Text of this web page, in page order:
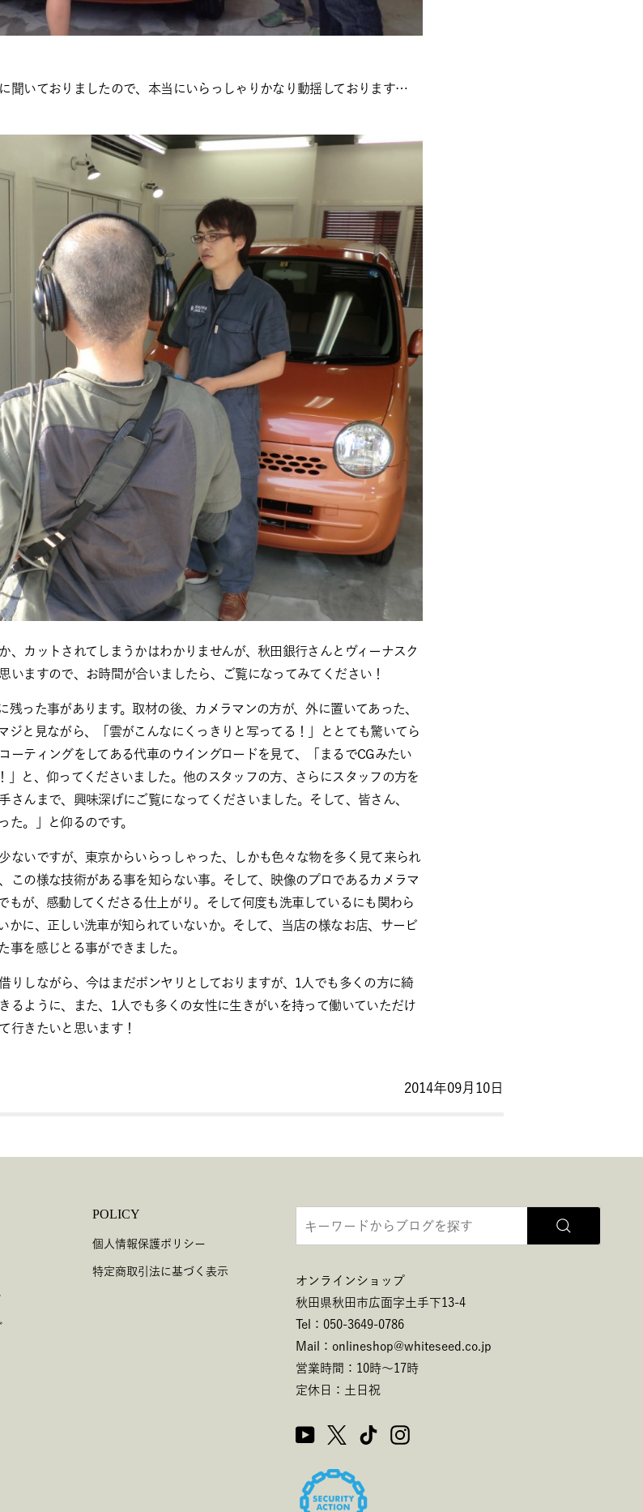
聞いておりましたので、本当にいらっしゃりかなり動揺しております…
、カットされてしまうかはわかりませんが、秋田銀行さんとヴィーナスク
いますので、お時間が合いましたら、ご覧になってみてください！
残った事があります。取材の後、カメラマンの方が、外に置いてあった、
ジと見ながら、「雲がこんなにくっきりと写ってる！」ととても驚いてら
ーティングをしてある代車のウイングロードを見て、「まるでCGみたい
」と、仰ってくださいました。他のスタッフの方、さらにスタッフの方を
さんまで、興味深げにご覧になってくださいました。そして、皆さん、
た。」と仰るのです。
ないですが、東京からいらっしゃった、しかも色々な物を多く見て来られ
この様な技術がある事を知らない事。そして、映像のプロであるカメラマ
もが、感動してくださる仕上がり。そして何度も洗車しているにも関わら
かに、正しい洗車が知られていないか。そして、当店の様なお店、サービ
事を感じとる事ができました。
りしながら、今はまだボンヤリとしておりますが、1人でも多くの方に綺
るように、また、1人でも多くの女性に生きがいを持って働いていただけ
行きたいと思います！
2014年09月10日
POLICY
個人情報保護ポリシー
特定商取引法に基づく表示
オンラインショップ
秋田県秋田市広面字土手下13-4
Tel：050-3649-0786
Mail：onlineshop@whiteseed.co.jp
営業時間：10時～17時
定休日：土日祝